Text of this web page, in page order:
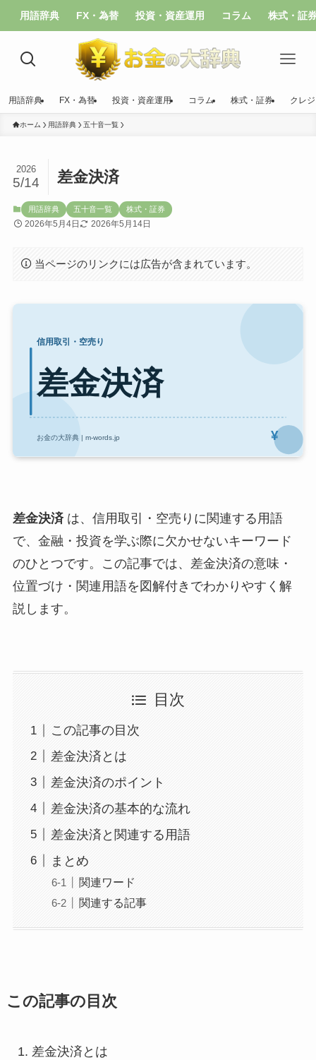
用語辞典 FX・為替 投資・資産運用 コラム 株式・証
用語辞典 FX・為替 投資・資産運用 コラム 株式・証券 クレ
ホーム 用語辞典 五十音一覧
差金決済
2026
5/14
用語辞典 五十音一覧 株式・証券
2026年5月4日 2026年5月14日
当ページのリンクには広告が含まれています。
差金決済は、信用取引・空売りに関連する用語
で、金融・投資を学ぶ際に欠かせないキーワード
のひとつです。この記事では、差金決済の意味・
位置づけ・関連用語を図解付きでわかりやすく解
説します。
目次
この記事の目次
差金決済とは
差金決済のポイント
差金決済の基本的な流れ
差金決済と関連する用語
まとめ
関連ワード
関連する記事
この記事の目次
差金決済とは